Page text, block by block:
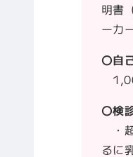
明書
ーカ
〇自
〇検
・
るに